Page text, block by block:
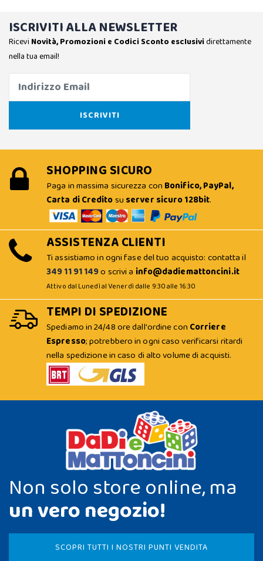
ISCRIVITI ALLA NEWSLETTER
Ricevi Novità, Promozioni e Codici Sconto esclusividirettamente
nella tua email!
SHOPPING SICURO
Paga in massima sicurezza con Bonifico, PayPal,
Carta di Creditosu server sicuro 128bit.
ASSISTENZA CLIENTI
Ti assistiamo in ogni fase del tuo acquisto: contatta il
349 11 91 149o scrivi a info@dadiemattoncini.it
Attivo dal Lunedì al Venerdì dalle 9:30 alle 16:30
TEMPI DI SPEDIZIONE
Spediamo in 24/48 ore dall'ordine con Corriere
Espresso; potrebbero in ogni caso verificarsi ritardi
nella spedizione in caso di alto volume di acquisti.
Non solo store online, ma
un vero negozio!
SCOPRI TUTTI I NOSTRI PUNTI VENDITA